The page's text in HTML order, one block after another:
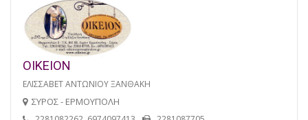
ΟΙΚΕΙΟΝ
ΕΛΙΣΣΑΒΕΤ ΑΝΤΩΝΙΟΥ ΞΑΝΘΑΚΗ
ΣΥΡΟΣ - ΕΡΜΟΥΠΟΛΗ